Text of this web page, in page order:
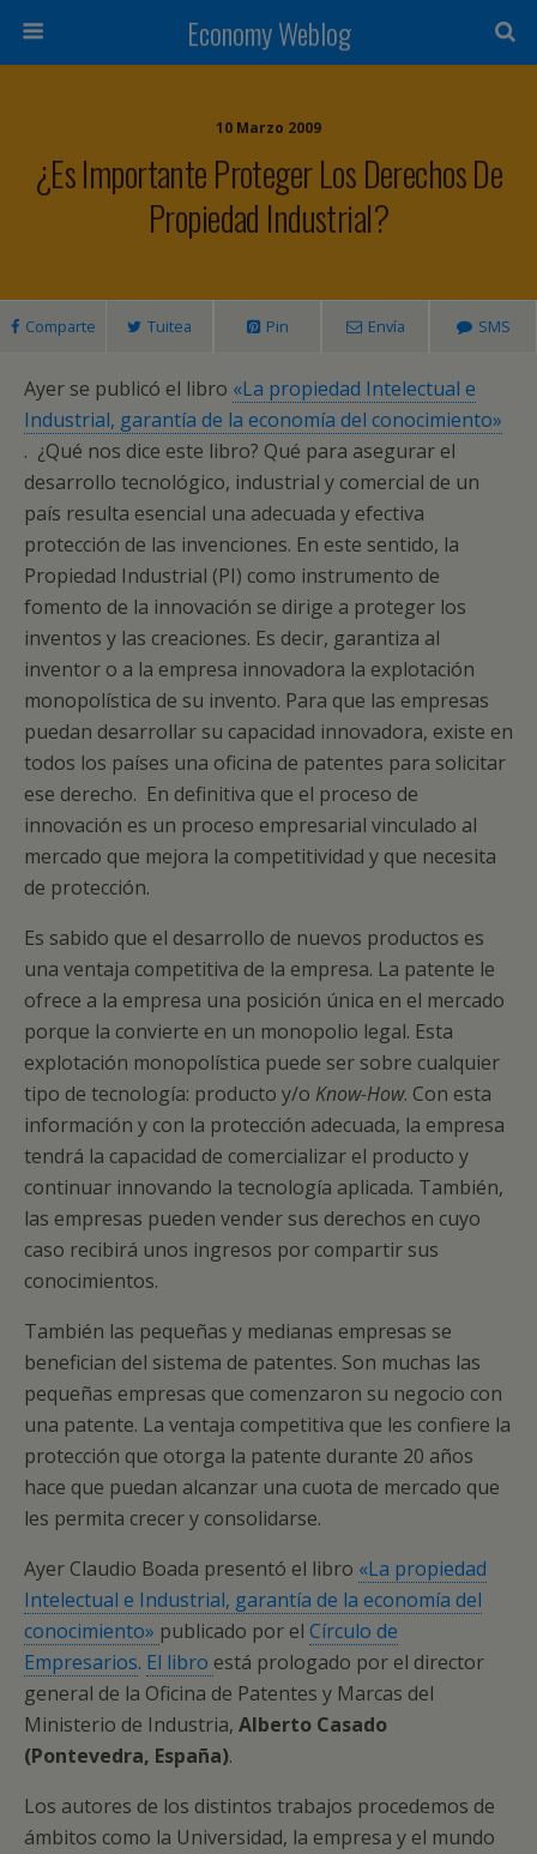
Economy Weblog
10 Marzo 2009
¿Es Importante Proteger Los Derechos De
Propiedad Industrial?
Comparte Tuitea Pin Envía SMS
Ayer se publicó el libro «La propiedad Intelectual e
Industrial, garantía de la economía del conocimiento»
. ¿Qué nos dice este libro? Qué para asegurar el
desarrollo tecnológico, industrial y comercial de un
país resulta esencial una adecuada y efectiva
protección de las invenciones. En este sentido, la
Propiedad Industrial (PI) como instrumento de
fomento de la innovación se dirige a proteger los
inventos y las creaciones. Es decir, garantiza al
inventor o a la empresa innovadora la explotación
monopolística de su invento. Para que las empresas
puedan desarrollar su capacidad innovadora, existe en
todos los países una oficina de patentes para solicitar
ese derecho. En definitiva que el proceso de
innovación es un proceso empresarial vinculado al
mercado que mejora la competitividad y que necesita
de protección.
Es sabido que el desarrollo de nuevos productos es
una ventaja competitiva de la empresa. La patente le
ofrece a la empresa una posición única en el mercado
porque la convierte en un monopolio legal. Esta
explotación monopolística puede ser sobre cualquier
tipo de tecnología: producto y/o Know-How. Con esta
información y con la protección adecuada, la empresa
tendrá la capacidad de comercializar el producto y
continuar innovando la tecnología aplicada. También,
las empresas pueden vender sus derechos en cuyo
caso recibirá unos ingresos por compartir sus
conocimientos.
También las pequeñas y medianas empresas se
benefician del sistema de patentes. Son muchas las
pequeñas empresas que comenzaron su negocio con
una patente. La ventaja competitiva que les confiere la
protección que otorga la patente durante 20 años
hace que puedan alcanzar una cuota de mercado que
les permita crecer y consolidarse.
Ayer Claudio Boada presentó el libro «La propiedad
Intelectual e Industrial, garantía de la economía del
conocimiento» publicado por el Círculo de
Empresarios. El libro está prologado por el director
general de la Oficina de Patentes y Marcas del
Ministerio de Industria, Alberto Casado
(Pontevedra, España).
Los autores de los distintos trabajos procedemos de
ámbitos como la Universidad, la empresa y el mundo